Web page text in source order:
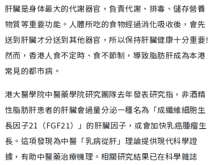
肝臟是身体最大的代謝器官，負責代謝、排毒、儲存營養
物質等重要功能。人體所吃的食物經過消化吸收後，會先
送到肝臟才分送到其他器官，所以保持肝臟健康十分重要!
然而，香港人食不定時、食不節制，導致脂肪肝成為本港
常見的都市病。
港大醫學院中醫藥學院研究團隊去年發表研究指，非酒精
性脂肪肝患者的肝臟會過量分泌一種名為「成纖維細胞生
長因子21（FGF21）」的肝臟因子，或會加快乳癌腫瘤生
長。這項發現為中醫「乳病從肝」理論提供現代科學證
據，有助中醫藥治療機理。相關研究結果已在科學雜誌